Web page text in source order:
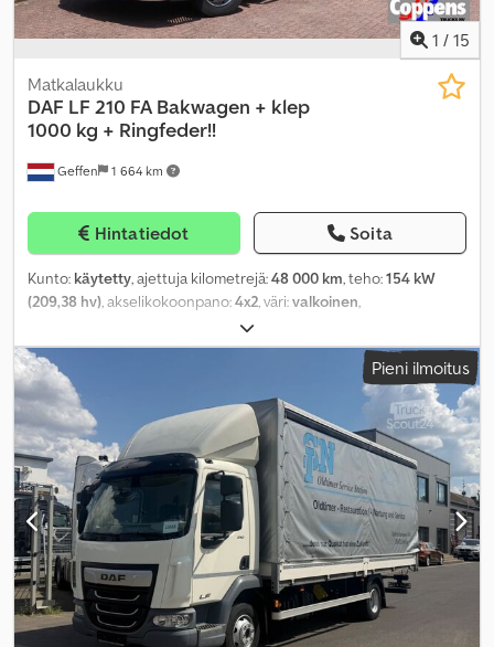
1 / 15
Geffen 1 664 km
Matkalaukku
DAF LF 210 FA Bakwagen + klep
1000 kg + Ringfeder!!
Hintatiedot Soita
Kunto: käytetty, ajettuja kilometrejä:48 000 km, teho:154 kW
(209,38 hv), akselikokoonpano:4x2, väri:valkoinen,
automaattinen, päästöluokka:
teräs-ilma, Valmistusvuosi:2024, Varusteet:ABS, ilmastointi,
navigointijärjestelmä, spoileri, sähköinen ikkunansäätö,
sähkötoiminen peili, takalaitanostin, vakionopeudensäädin,
Pieni ilmoitus